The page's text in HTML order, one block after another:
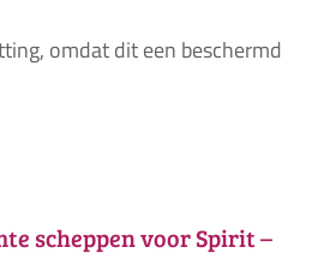
omdat dit een beschermd
scheppen voor Spirit –